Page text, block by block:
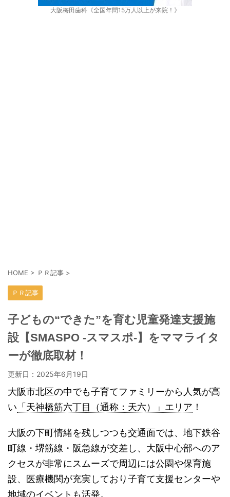
大阪梅田歯科《全国年間15万人以上が来院！》
HOME > ＰＲ記事 >
ＰＲ記事
子どもの“できた”を育む児童発達支援施
設【SMASPO -スマスポ-】をママライタ
ーが徹底取材！
更新日： 2025年6月19日
大阪市北区の中でも子育てファミリーから人気が高
い 「天神橋筋六丁目（通称：天六）」エリア ！
大阪の下町情緒を残しつつも交通面では、地下鉄谷
町線・堺筋線・阪急線が交差し、大阪中心部へのア
クセスが非常にスムーズで周辺には公園や保育施
設、医療機関が充実しており子育て支援センターや
地域のイベントも活発。